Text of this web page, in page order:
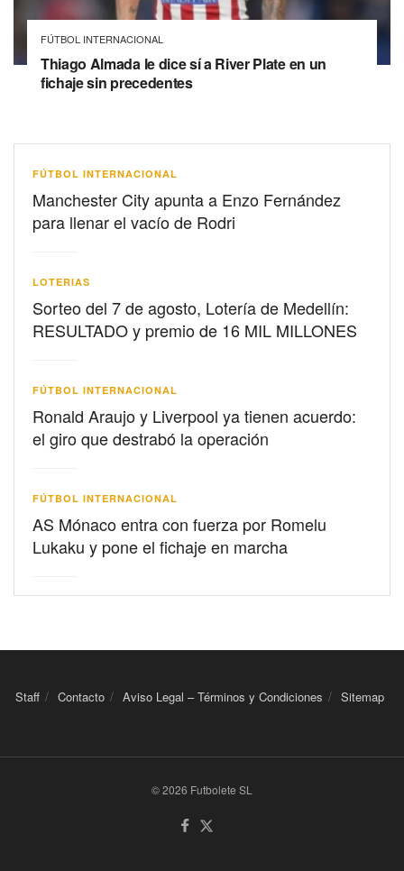
FÚTBOL INTERNACIONAL
Thiago Almada le dice sí a River Plate en un
fichaje sin precedentes
FÚTBOL INTERNACIONAL
Manchester City apunta a Enzo Fernández
para llenar el vacío de Rodri
LOTERIAS
Sorteo del 7 de agosto, Lotería de Medellín:
RESULTADO y premio de 16 MIL MILLONES
FÚTBOL INTERNACIONAL
Ronald Araujo y Liverpool ya tienen acuerdo:
el giro que destrabó la operación
FÚTBOL INTERNACIONAL
AS Mónaco entra con fuerza por Romelu
Lukaku y pone el fichaje en marcha
Staff Contacto Aviso Legal – Términos y Condiciones Sitemap
© 2026 Futbolete SL